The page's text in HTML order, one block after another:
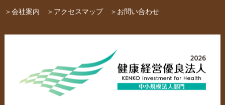
スタッフ紹介 採用情報
ペーパーレザーバッグ 米袋
＞会社案内 ＞アクセスマップ ＞お問い合わせ